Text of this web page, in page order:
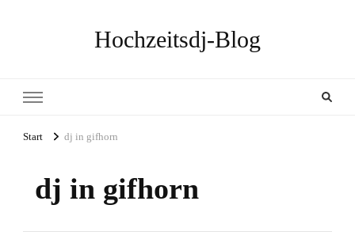
Hochzeitsdj-Blog
Start dj in gifhorn
dj in gifhorn